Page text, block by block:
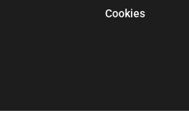
Cookies